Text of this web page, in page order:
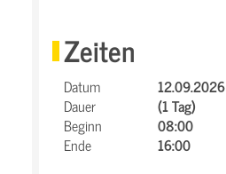
Zeiten
Datum
12.09.2026
Dauer
(1 Tag)
Beginn
08:00
Ende
16:00